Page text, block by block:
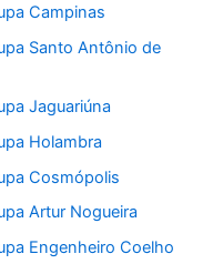
Campinas
Santo Antônio de
Jaguariúna
Holambra
Cosmópolis
Artur Nogueira
Engenheiro Coelho